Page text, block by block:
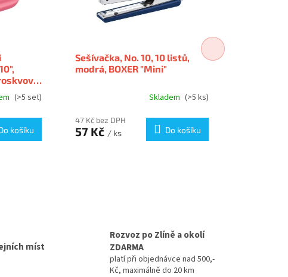
(>5 set)
košíku
Sešívačka, No. 10, 10 listů,
modrá, BOXER "Mini"
Skladem (>5 ks)
47 Kč bez DPH
57 Kč / ks Do košíku
míst
Rozvoz po Zlíně a okolí
ZDARMA
platí při objednávce nad 500,-
Kč, maximálně do 20 km